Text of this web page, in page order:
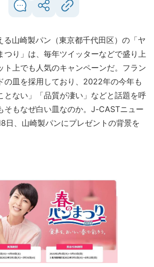
山崎製パン（東京都千代田区）の「ヤ
つり」は、毎年ツイッターなどで盛り上
ト上でも人気のキャンペーンだ。フラン
の皿を採用しており、2022年の今年も
とない」「品質が凄い」などと話題を呼
そもなぜ白い皿なのか。J-CASTニュー
日、山崎製パンにプレゼントの背景を